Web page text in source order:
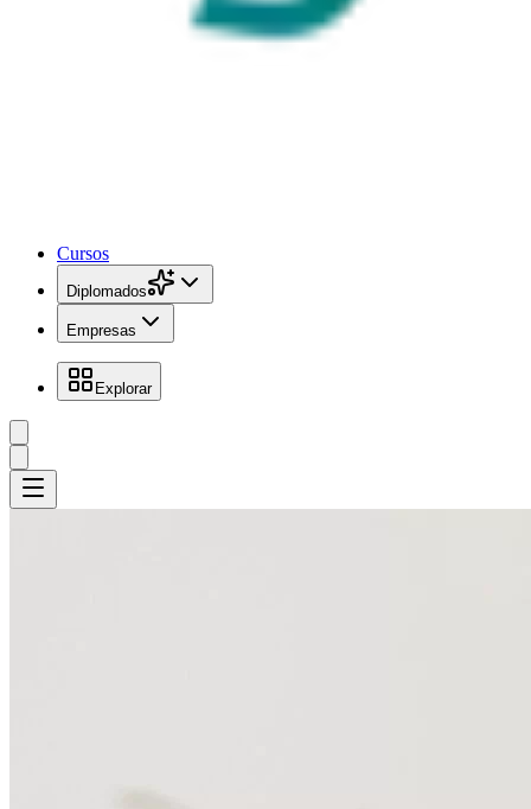
Cursos
Diplomados
Empresas
Explorar